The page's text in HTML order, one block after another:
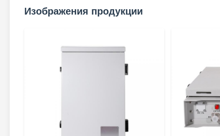
Изображения продукции